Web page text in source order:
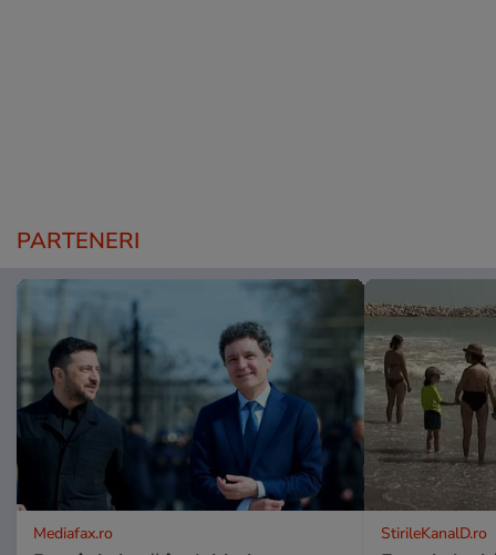
PARTENERI
Mediafax.ro StirileKanalD.ro